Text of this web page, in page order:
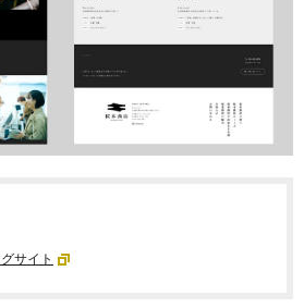
サイト